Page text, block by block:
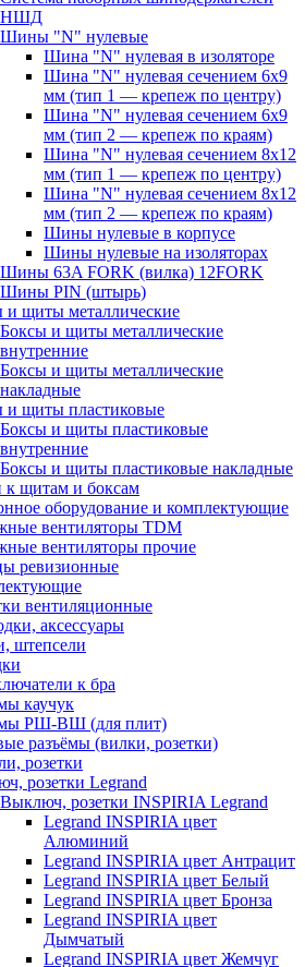
НШД
Шины "N" нулевые
Шина "N" нулевая в изоляторе
Шина "N" нулевая сечением 6х9
мм (тип 1 — крепеж по центру)
Шина "N" нулевая сечением 6х9
мм (тип 2 — крепеж по краям)
Шина "N" нулевая сечением 8х12
мм (тип 1 — крепеж по центру)
Шина "N" нулевая сечением 8х12
мм (тип 2 — крепеж по краям)
Шины нулевые в корпусе
Шины нулевые на изоляторах
Шины 63A FORK (вилка) 12FORK
Шины PIN (штырь)
и щиты металлические
Боксы и щиты металлические
внутренние
Боксы и щиты металлические
накладные
и щиты пластиковые
Боксы и щиты пластиковые
внутренние
Боксы и щиты пластиковые накладные
к щитам и боксам
оборудование и комплектующие
вентиляторы TDM
вентиляторы прочие
ревизионные
вентиляционные
аксессуары
штепсели
к бра
каучук
РШ-ВШ (для плит)
разъёмы (вилки, розетки)
розетки
розетки Legrand
Выключ, розетки INSPIRIA Legrand
Legrand INSPIRIA цвет
Алюминий
Legrand INSPIRIA цвет Антрацит
Legrand INSPIRIA цвет Белый
Legrand INSPIRIA цвет Бронза
Legrand INSPIRIA цвет
Дымчатый
Legrand INSPIRIA цвет Жемчуг